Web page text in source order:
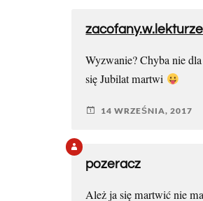
zacofany.w.lekturze
Wyzwanie? Chyba nie
się Jubilat martwi
14 WRZEŚNIA, 2017
pozeracz
Ależ ja się martwić nie